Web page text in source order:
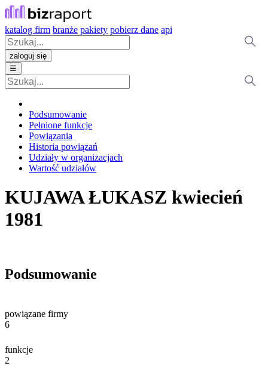
katalog firm branże pakiety pobierz dane api
zaloguj się
☰
Podsumowanie
Pełnione funkcje
Powiązania
Historia powiązań
Udziały w organizacjach
Wartość udziałów
KUJAWA ŁUKASZ kwiecień
1981
Podsumowanie
powiązane firmy
6
funkcje
2